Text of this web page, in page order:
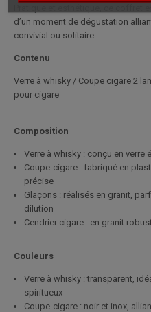
d’un moment de dégustation
convivial ou solitaire.
Contenu
Verre à whisky / Coupe cigare 2
pour cigare
Composition
Verre à whisky : conçu en verre
Coupe-cigare : fabriqué en
précise
Glaçons : réalisés en granit,
dilution
Cendrier cigare : en granit
Couleurs
Verre à whisky : transparent,
spiritueux
Coupe-cigare : noir et inox,